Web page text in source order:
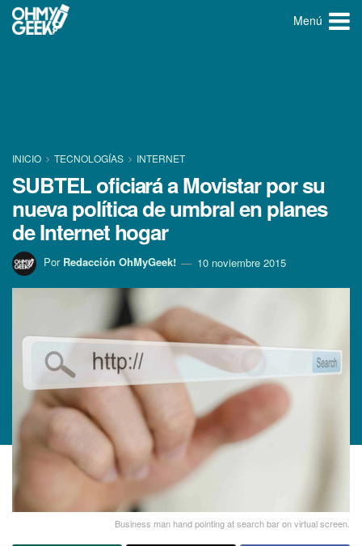
Menú
INICIO TECNOLOGÍ­AS INTERNET
SUBTEL oficiará a Movistar por su
nueva polí­tica de umbral en planes
de Internet hogar
Por Redacción OhMyGeek! 10 noviembre 2015
Business man hand pointing at search bar on virtual screen.